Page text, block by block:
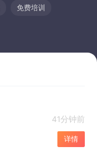
免费培训
41分钟前
详情